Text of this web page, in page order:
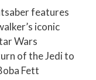
features
iconic
Wars
of the Jedi to
Fett